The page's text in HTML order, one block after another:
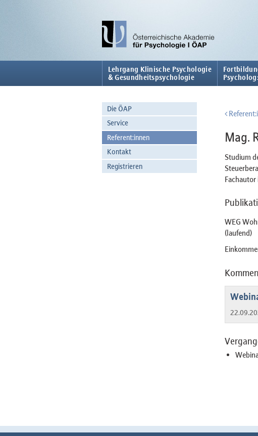
Lehrgang Klinische Psychologie
& Gesundheitspsychologie
Die ÖAP
Service
Referent:innen
Kontakt
Registrieren
Mag.
Studium
WEG
(laufend)